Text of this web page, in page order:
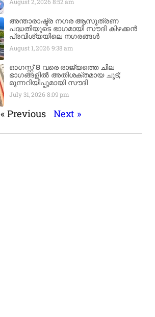
അന്താരാഷ്ട്ര നഗര ആസൂത്രണ
പദ്ധതിയുടെ ഭാഗമായി സൗദി കിഴക്കൻ
പ്രവിശ്യയിലെ നഗരങ്ങൾ
August 1, 2026 9:38 am
ഓഗസ്റ്റ് 8 വരെ രാജ്യത്തെ ചില
ഭാഗങ്ങളിൽ അതിശക്തമായ ചൂട്;
മുന്നറിയിപ്പുമായി സൗദി
July 31, 2026 8:09 pm
« Previous Next »